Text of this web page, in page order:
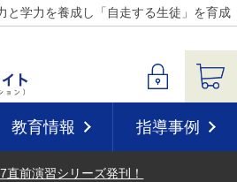
と学力を養成し「自走する生徒」を育成
教育情報 指導事例
直前演習シリーズ発刊！